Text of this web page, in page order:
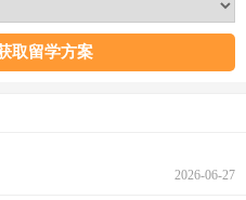
2026-06-27